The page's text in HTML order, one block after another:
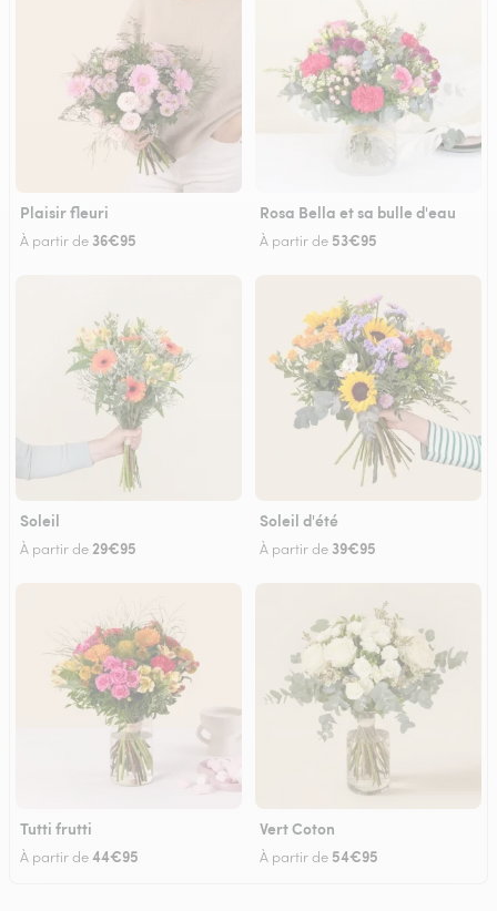
Plaisir fleuri
À partir de 36€95
Rosa Bella et sa bulle d'eau
À partir de 53€95
Soleil
À partir de 29€95
Soleil d'été
À partir de 39€95
Tutti frutti
À partir de44€95
Vert Coton
À partir de 54€95